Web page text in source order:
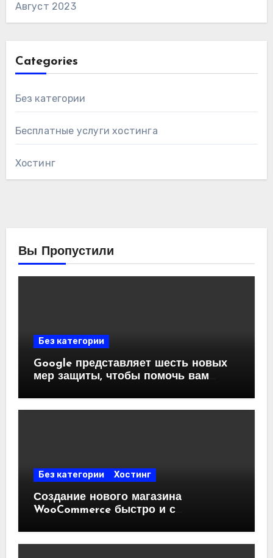
Август 2023
Categories
Без категории
Бесплатные услуги хостинга
Хостинг
Вы Пропустили
Без категории
Google представляет шесть новых
мер защиты, чтобы помочь вам
мошенничества.
Без категории Хостинг
Создание нового магазина
WooCommerce быстро и с